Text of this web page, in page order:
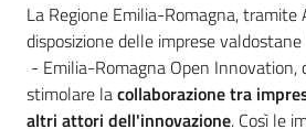
La Regione Emilia-Romagna,
disposizione delle imprese
- Emilia-Romagna Open Innovation,
stimolare lacollaborazione tra
altri attori dell'innovazione. Così le